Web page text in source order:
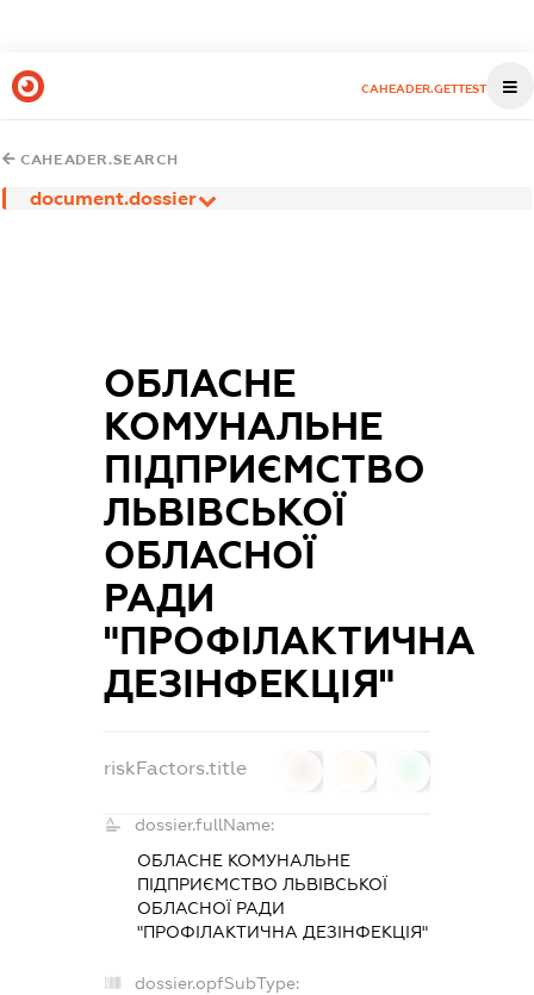
CAHEADER.GETTEST
CAHEADER.SEARCH
document.dossier
ОБЛАСНЕ
КОМУНАЛЬНЕ
ПІДПРИЄМСТВО
ЛЬВІВСЬКОЇ
ОБЛАСНОЇ
РАДИ
"ПРОФІЛАКТИЧНА
ДЕЗІНФЕКЦІЯ"
riskFactors.title
dossier.fullName:
ОБЛАСНЕ КОМУНАЛЬНЕ
ПІДПРИЄМСТВО ЛЬВІВСЬКОЇ
ОБЛАСНОЇ РАДИ
"ПРОФІЛАКТИЧНА ДЕЗІНФЕКЦІЯ"
dossier.opfSubType: